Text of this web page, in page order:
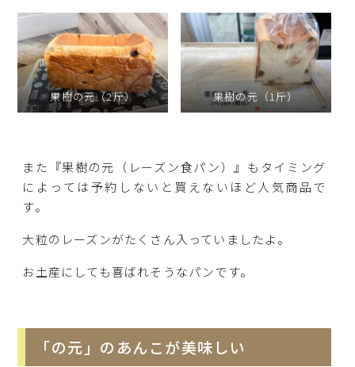
果樹の元（2斤） 果樹の元（1斤）
また『果樹の元（レーズン食パン）』もタイミング
によっては予約しないと買えないほど人気商品で
す。
大粒のレーズンがたくさん入っていましたよ。
お土産にしても喜ばれそうなパンです。
「の元」のあんこが美味しい